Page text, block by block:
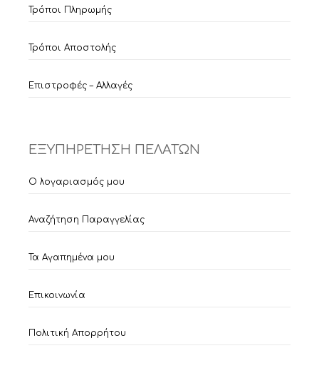
Τρόποι Πληρωμής
Τρόποι Αποστολής
Επιστροφές – Αλλαγές
ΕΞΥΠΗΡΕΤΗΣΗ ΠΕΛΑΤΩΝ
Ο λογαριασμός μου
Αναζήτηση Παραγγελίας
Τα Αγαπημένα μου
Επικοινωνία
Πολιτική Απορρήτου